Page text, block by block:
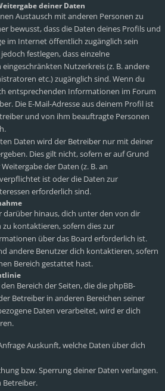
deiner Daten
Austausch mit anderen Personen zu
bewusst, dass die Daten deines Profils und
im Internet öffentlich zugänglich sein
festlegen, dass einzelne
Nutzerkreis (z. B. andere
etc.) zugänglich sind. Wenn du
entsprechenden Informationen im Forum
Die E-Mail-Adresse aus deinem Profil ist
und von ihm beauftragte Personen
Daten wird der Betreiber nur mit deiner
Dies gilt nicht, sofern er auf Grund
der Daten (z. B. an
ist oder die Daten zur
erforderlich sind.
darüber hinaus, dich unter den von dir
kontaktieren, sofern dies zur
über das Board erforderlich ist.
andere Benutzer dich kontaktieren, sofern
Bereich gestattet hast.
Bereich der Seiten, die die phpBB-
Betreiber in anderen Bereichen seiner
Daten verarbeitet, wird er dich
Auskunft, welche Daten über dich
bzw. Sperrung deiner Daten verlangen.
Betreiber.